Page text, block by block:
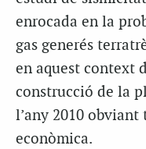
enrocada en la
gas generés
en aquest context
construcció de la
l’any 2010
econòmica.